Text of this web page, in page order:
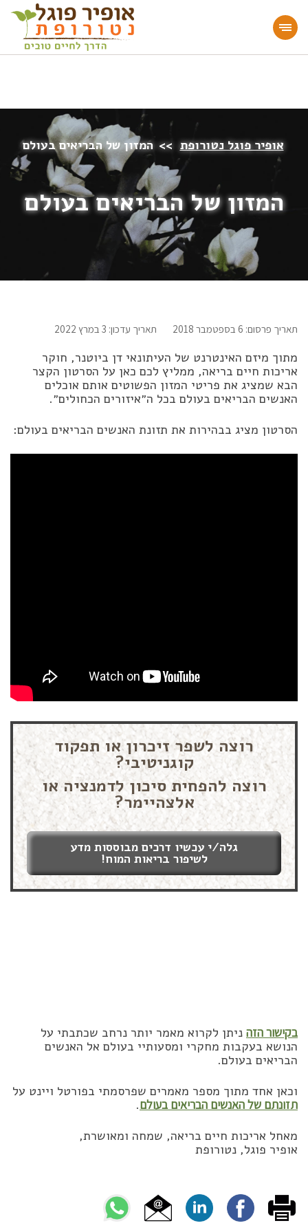
מעוניינים להעמיק או להתחיל דרך חיים בריאה?
הצטרפו לאתר!
אופיר פוגל נטורופת >> המזון של הבריאים בעולם
המזון של הבריאים בעולם
תאריך פרסום: 6 בספטמבר 2018 תאריך עדכון: 3 במרץ 2022
מתוך מיזם האינטרנט של העיתונאי דן ביוטנר, חוקר
אריכות חיים בריאה, ממליץ לכם כאן על הסרטון הקצר
הבא שמציג את פריטי המזון הפשוטים אותם אוכלים
האנשים הבריאים בעולם בכל ה״איזורים הכחולים״.
הסרטון מציג בבהירות את תזונת האנשים הבריאים בעולם:
רוצה לשפר זיכרון או תפקוד
קוגניטיבי?
רוצה להפחית סיכון לדמנציה או
אלצהיימר?
גלה/י עכשיו דרכים מבוססות מדע
לשיפור בריאות המוח!
בקישור הזה ניתן לקרוא מאמר יותר נרחב שכתבתי על
הנושא בעקבות מחקרי ומסעותיי בעולם אל האנשים
הבריאים בעולם.
וכאן אחד מתוך מספר מאמרים שפרסמתי בפורטל ויינט על
תזונתם של האנשים הבריאים בעולם.
מאחל אריכות חיים בריאה, שמחה ומאושרת,
אופיר פוגל, נטורופת